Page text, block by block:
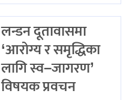
लन्डन दूतावासमा
‘आरोग्य र समृद्धिका
लागि स्व–जागरण’
विषयक प्रवचन